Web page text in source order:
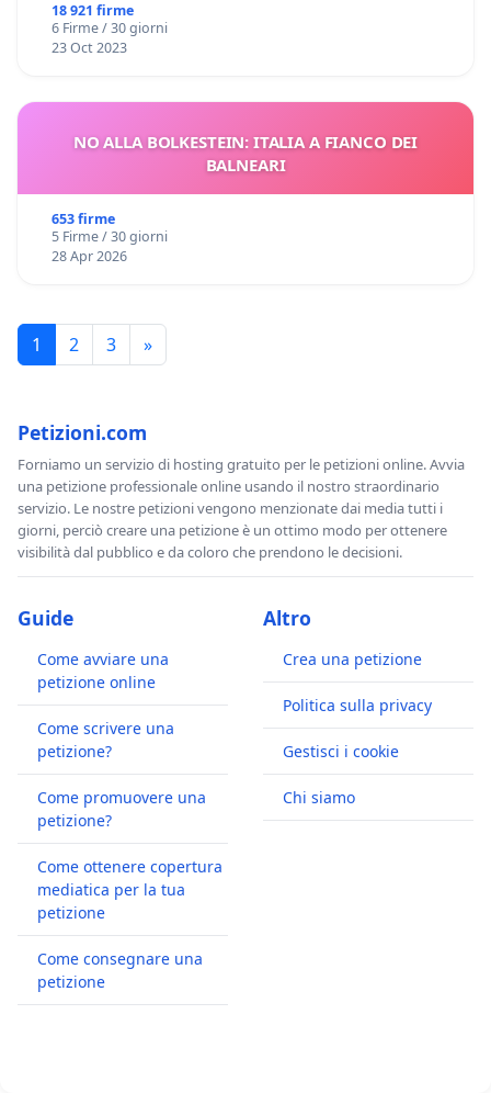
18 921 firme
6 Firme / 30 giorni
23 Oct 2023
NO ALLA BOLKESTEIN: ITALIA A FIANCO DEI
BALNEARI
653 firme
5 Firme / 30 giorni
28 Apr 2026
1 2 3 »
Petizioni.com
Forniamo un servizio di hosting gratuito per le petizioni online. Avvia
una petizione professionale online usando il nostro straordinario
servizio. Le nostre petizioni vengono menzionate dai media tutti i
giorni, perciò creare una petizione è un ottimo modo per ottenere
visibilità dal pubblico e da coloro che prendono le decisioni.
Guide
Come avviare una
petizione online
Come scrivere una
petizione?
Come promuovere una
petizione?
Come ottenere copertura
mediatica per la tua
petizione
Come consegnare una
petizione
Altro
Crea una petizione
Politica sulla privacy
Gestisci i cookie
Chi siamo